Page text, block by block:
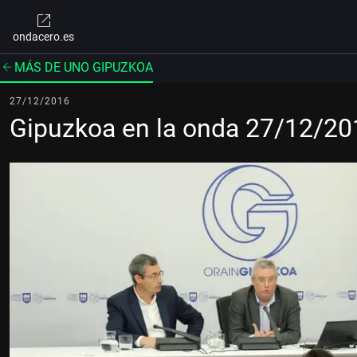
ondacero.es
MÁS DE UNO GIPUZKOA
27/12/2016
Gipuzkoa en la onda 27/12/